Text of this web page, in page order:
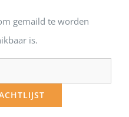
gemaild te worden
is.